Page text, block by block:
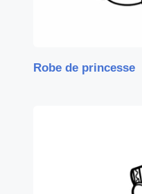
Robe de princesse